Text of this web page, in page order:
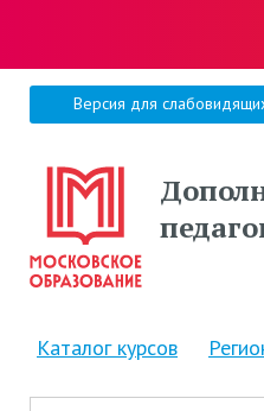
Версия для
Каталог курсов